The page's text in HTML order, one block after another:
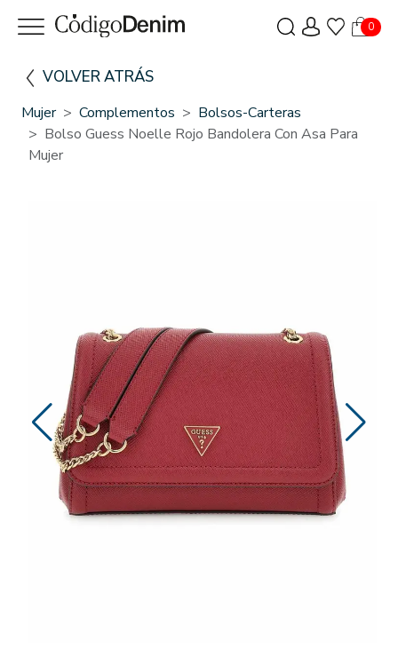
0
VOLVER ATRÁS
Mujer Complementos
Bolsos-Carteras
Bolso Guess Noelle Rojo Bandolera Con Asa Para
Mujer